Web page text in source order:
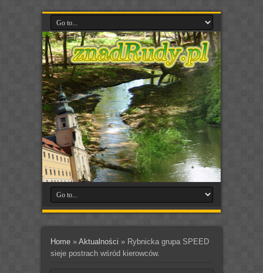
Home» Aktualności » Rybnicka grupa SPEED
sieje postrach wśród kierowców.